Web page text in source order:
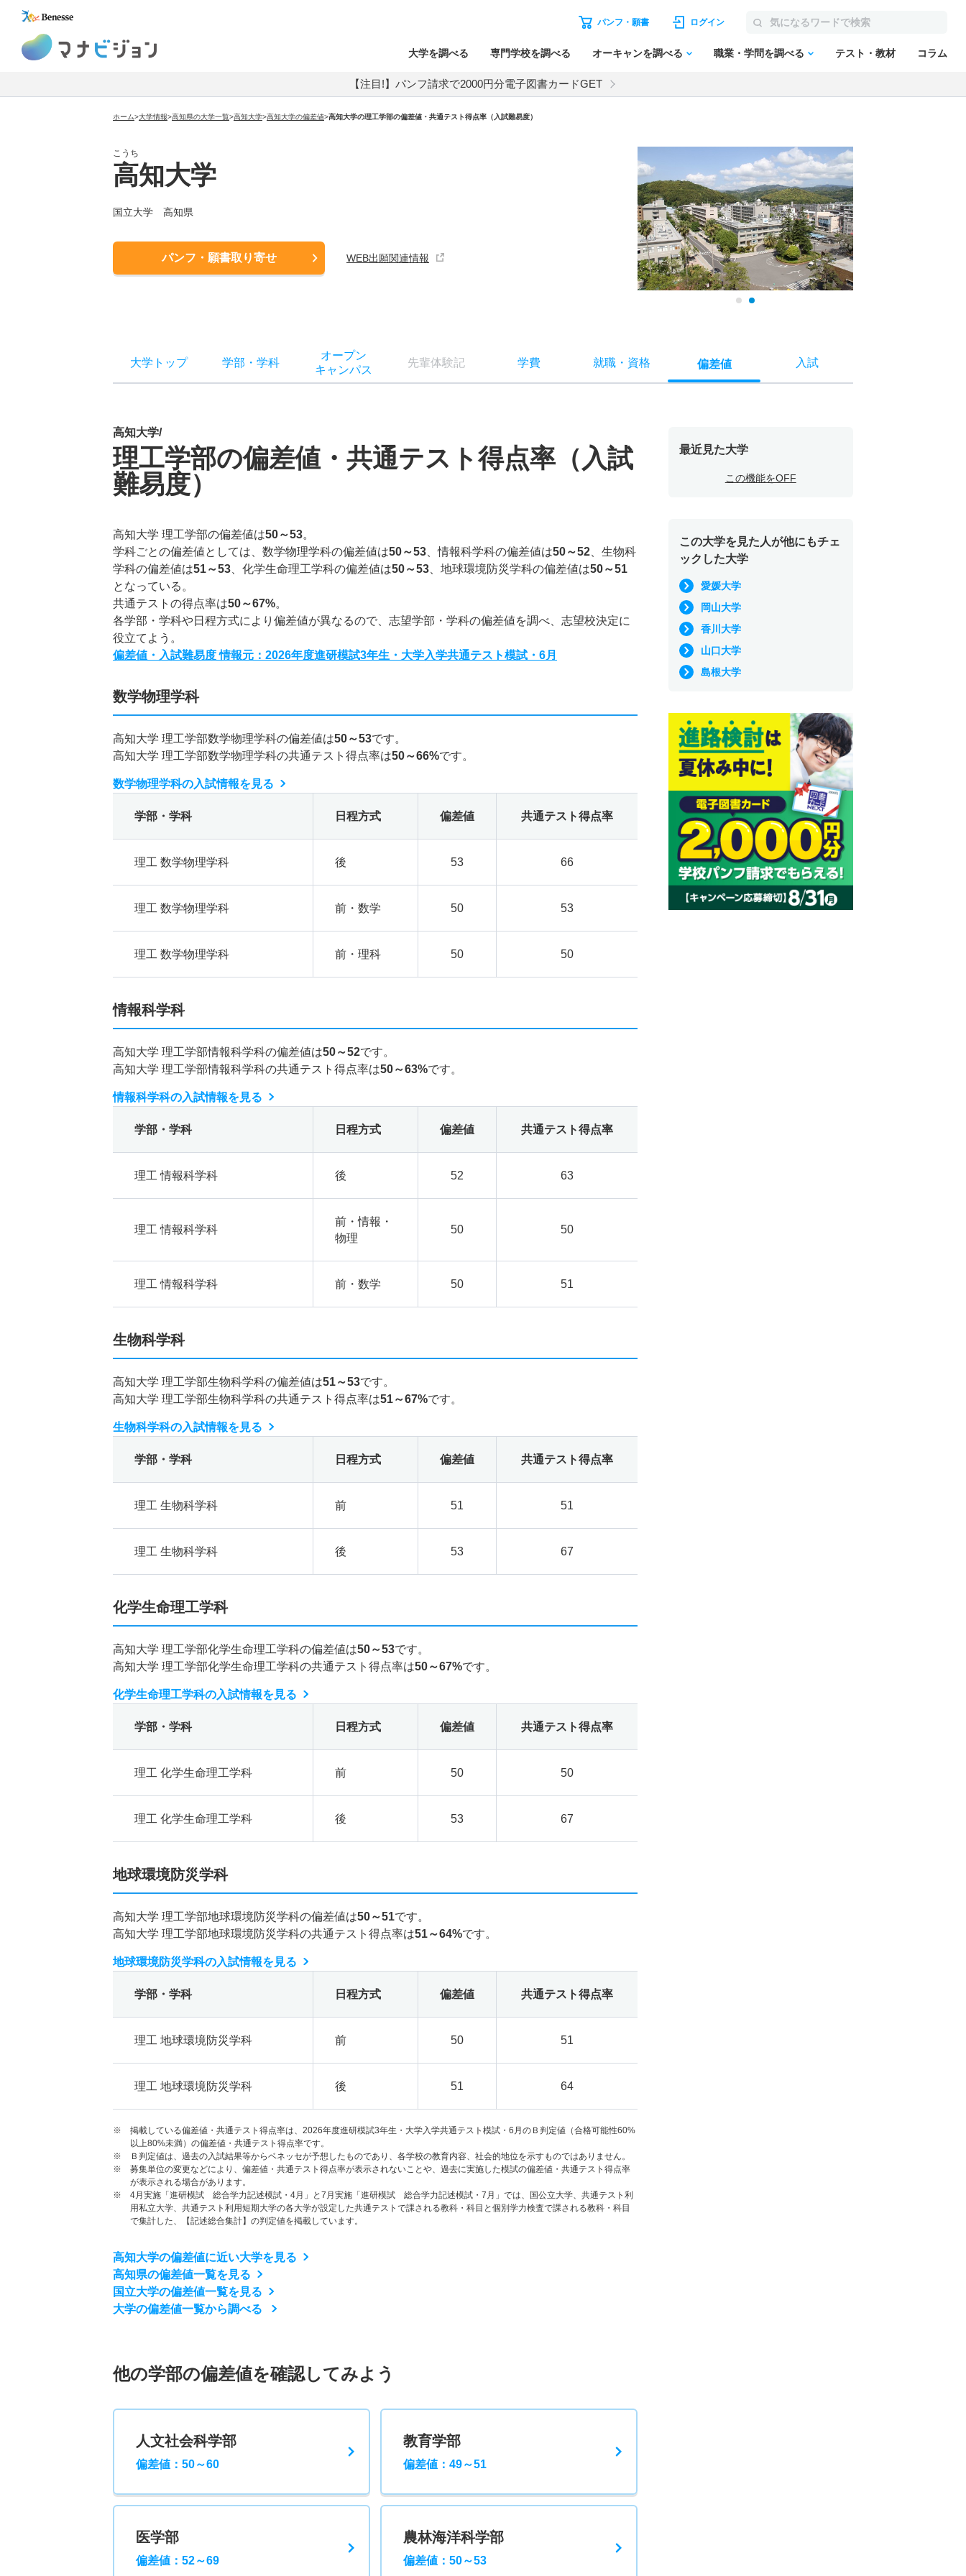
パンフ・願書 ログイン
大学を調べる 専門学校を調べる オーキャンを調べる 職業・学問を調べる テスト・教材 コラム
【注目!】パンフ請求で2000円分電子図書カードGET
ホーム>大学情報>高知県の大学一覧>高知大学>高知大学の偏差値>高知大学の理工学部の偏差値・共通テスト得点率（入試難易度）
こうち
高知大学
国立大学 高知県
パンフ・願書取り寄せ WEB出願関連情報
大学トップ 学部 ・ 学科
オープン
キャンパス
先輩体験記 学費 就職・ 資格 偏差値 入試
高知大学/
理工学部の偏差値・共通テスト得点率（入試
難易度）
高知大学 理工学部の偏差値は50～53。
学科ごとの偏差値としては、数学物理学科の偏差値は50～53 、情報科学科の偏差値は50～52 、生物科
学科の偏差値は51～53 、化学生命理工学科の偏差値は50～53 、地球環境防災学科の偏差値は50～51
となっている。
共通テストの得点率は50～67%。
各学部・学科や日程方式により偏差値が異なるので、志望学部・学科の偏差値を調べ、志望校決定に
役立てよう。
偏差値・入試難易度 情報元：2026年度進研模試3年生・大学入学共通テスト模試・6月
数学物理学科
高知大学 理工学部数学物理学科の偏差値は50～53です。
高知大学 理工学部数学物理学科の共通テスト得点率は50～66%です。
数学物理学科の入試情報を見る
学部・学科 日程方式 偏差値 共通テスト得点率
理工 数学物理学科 後 53 66
理工 数学物理学科 前・数学 50 53
理工 数学物理学科 前・理科 50 50
情報科学科
高知大学 理工学部情報科学科の偏差値は50～52です。
高知大学 理工学部情報科学科の共通テスト得点率は50～63%です。
情報科学科の入試情報を見る
学部・学科 日程方式 偏差値 共通テスト得点率
理工 情報科学科 後 52 63
理工 情報科学科
前・情報・
物理
50 50
理工 情報科学科 前・数学 50 51
生物科学科
高知大学 理工学部生物科学科の偏差値は51～53です。
高知大学 理工学部生物科学科の共通テスト得点率は51～67%です。
生物科学科の入試情報を見る
学部・学科 日程方式 偏差値 共通テスト得点率
理工 生物科学科 前 51 51
理工 生物科学科 後 53 67
化学生命理工学科
高知大学 理工学部化学生命理工学科の偏差値は50～53です。
高知大学 理工学部化学生命理工学科の共通テスト得点率は50～67%です。
化学生命理工学科の入試情報を見る
学部・学科 日程方式 偏差値 共通テスト得点率
理工 化学生命理工学科 前 50 50
理工 化学生命理工学科 後 53 67
地球環境防災学科
高知大学 理工学部地球環境防災学科の偏差値は50～51です。
高知大学 理工学部地球環境防災学科の共通テスト得点率は51～64%です。
地球環境防災学科の入試情報を見る
学部・学科 日程方式 偏差値 共通テスト得点率
理工 地球環境防災学科 前 50 51
理工 地球環境防災学科 後 51 64
※ 掲載している偏差値・共通テスト得点率は、2026年度進研模試3年生・大学入学共通テスト模試・6月のＢ判定値（合格可能性60%
以上80%未満）の偏差値・共通テスト得点率です。
※ Ｂ判定値は、過去の入試結果等からベネッセが予想したものであり、各学校の教育内容、社会的地位を示すものではありません。
※ 募集単位の変更などにより、偏差値・共通テスト得点率が表示されないことや、過去に実施した模試の偏差値・共通テスト得点率
が表示される場合があります。
※ 4月実施「進研模試 総合学力記述模試・4月」と7月実施「進研模試 総合学力記述模試・7月」では、国公立大学、共通テスト利
用私立大学、共通テスト利用短期大学の各大学が設定した共通テストで課される教科・科目と個別学力検査で課される教科・科目
で集計した、【記述総合集計】の判定値を掲載しています。
高知大学の偏差値に近い大学を見る
高知県の偏差値一覧を見る
国立大学の偏差値一覧を見る
大学の偏差値一覧から調べる
他の学部の偏差値を確認してみよう
人文社会科学部
偏差値：50～60
教育学部
偏差値：49～51
医学部
偏差値：52～69
農林海洋科学部
偏差値：50～53
最近見た大学
この機能をOFF
この大学を見た人が他にもチェ
ックした大学
愛媛大学
岡山大学
香川大学
山口大学
島根大学